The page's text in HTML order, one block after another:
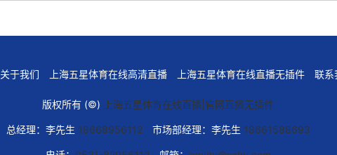
关于我们 上海五星体育在线高清直播 上海五星体育在线直播无插件 联系
版权所有 (©) 上海五星体育在线直播|官网直播无插件
总经理：李先生 18668956112市场部经理：李先生 18661588693